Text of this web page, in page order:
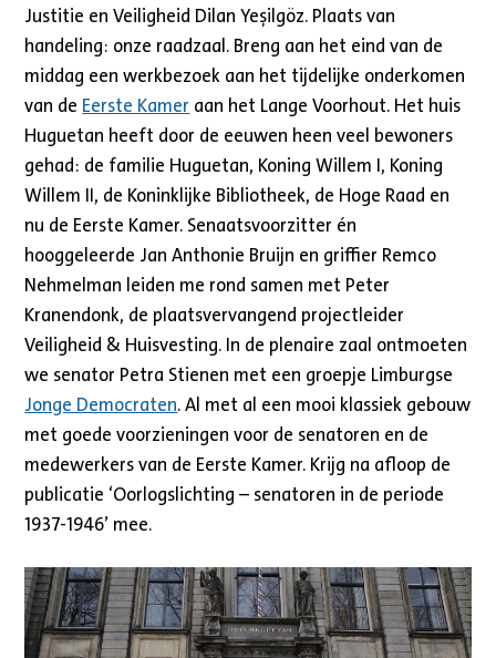
Justitie en Veiligheid Dilan Yeşilgöz. Plaats van
handeling: onze raadzaal. Breng aan het eind van de
middag een werkbezoek aan het tijdelijke onderkomen
van de Eerste Kamer aan het Lange Voorhout. Het huis
Huguetan heeft door de eeuwen heen veel bewoners
gehad: de familie Huguetan, Koning Willem I, Koning
Willem II, de Koninklijke Bibliotheek, de Hoge Raad en
nu de Eerste Kamer. Senaatsvoorzitter én
hooggeleerde Jan Anthonie Bruijn en griffier Remco
Nehmelman leiden me rond samen met Peter
Kranendonk, de plaatsvervangend projectleider
Veiligheid & Huisvesting. In de plenaire zaal ontmoeten
we senator Petra Stienen met een groepje Limburgse
Jonge Democraten. Al met al een mooi klassiek gebouw
met goede voorzieningen voor de senatoren en de
medewerkers van de Eerste Kamer. Krijg na afloop de
publicatie ‘Oorlogslichting – senatoren in de periode
1937-1946’ mee.